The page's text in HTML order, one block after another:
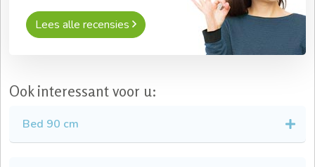
Lees alle recensies
Ook interessant voor u:
Bed 90 cm